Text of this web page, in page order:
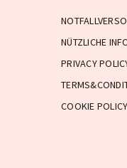
NÜTZLICHE
PRIVACY
COOKIE POLICY